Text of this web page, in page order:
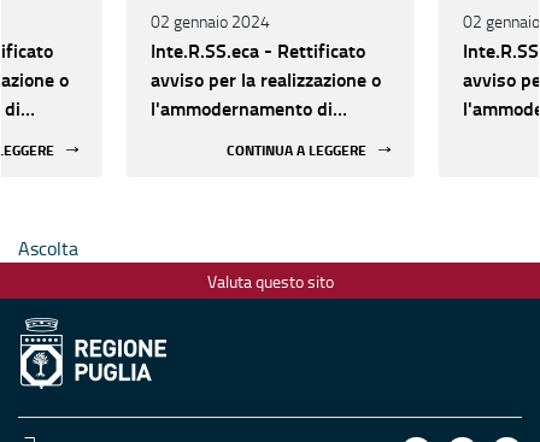
o
02 gennaio 2024
Inte.R.SS.eca - Rettificato
avviso per la realizzazione o
l'ammodernamento di
CONTINUA A LEGGERE
02
avviso
Ascolta
Valuta questo sito